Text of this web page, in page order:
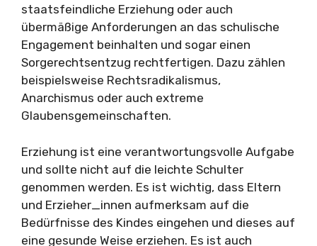
staatsfeindliche Erziehung oder auch
übermäßige Anforderungen an das schulische
Engagement beinhalten und sogar einen
Sorgerechtsentzug rechtfertigen. Dazu zählen
beispielsweise Rechtsradikalismus,
Anarchismus oder auch extreme
Glaubensgemeinschaften.
Erziehung ist eine verantwortungsvolle Aufgabe
und sollte nicht auf die leichte Schulter
genommen werden. Es ist wichtig, dass Eltern
und Erzieher_innen aufmerksam auf die
Bedürfnisse des Kindes eingehen und dieses auf
eine gesunde Weise erziehen. Es ist auch